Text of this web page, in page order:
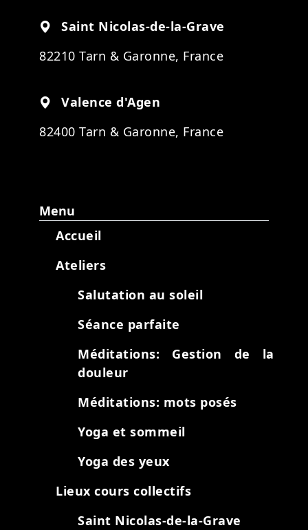
Saint Nicolas-de-la-Grave
82210 Tarn & Garonne, France
Valence d'Agen
82400 Tarn & Garonne, France
Menu
Accueil
Ateliers
Salutation au soleil
Séance parfaite
Méditations: Gestion de la
douleur
Méditations: mots posés
Yoga et sommeil
Yoga des yeux
Lieux cours collectifs
Saint Nicolas-de-la-Grave